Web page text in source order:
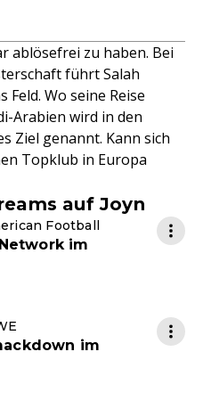
ablösefrei zu haben. Bei
führt Salah
Feld. Wo seine Reise
Arabien wird in den
Ziel genannt. Kann sich
Topklub in Europa
auf Joyn
Football
im
im